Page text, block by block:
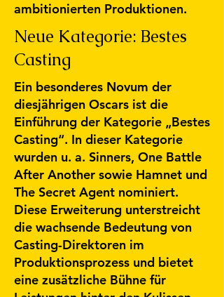
ambitionierten Produktionen.
Neue Kategorie: Bestes
Casting
Ein besonderes Novum der
diesjährigen Oscars ist die
Einführung der Kategorie „Bestes
Casting“. In dieser Kategorie
wurden u. a. Sinners, One Battle
After Another sowie Hamnet und
The Secret Agent nominiert.
Diese Erweiterung unterstreicht
die wachsende Bedeutung von
Casting-Direktoren im
Produktionsprozess und bietet
eine zusätzliche Bühne für